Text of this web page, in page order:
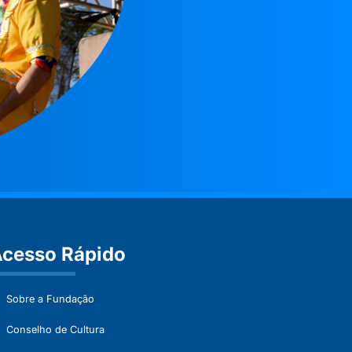
Rápido
Sobre a Fundação
Conselho de Cultura